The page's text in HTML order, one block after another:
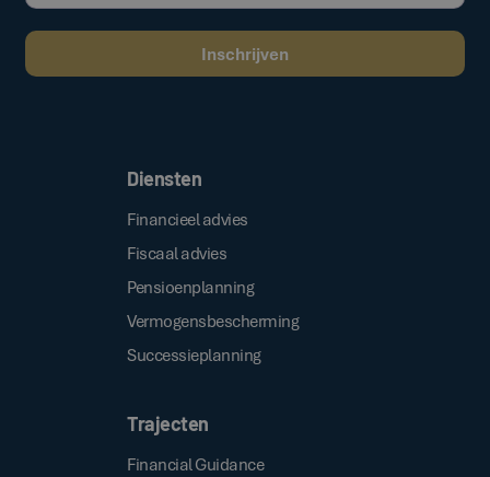
Diensten
Financieel advies
Fiscaal advies
Pensioenplanning
Vermogensbescherming
Successieplanning
Trajecten
Financial Guidance